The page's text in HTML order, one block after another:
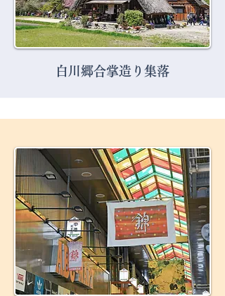
白川郷合掌造り集落